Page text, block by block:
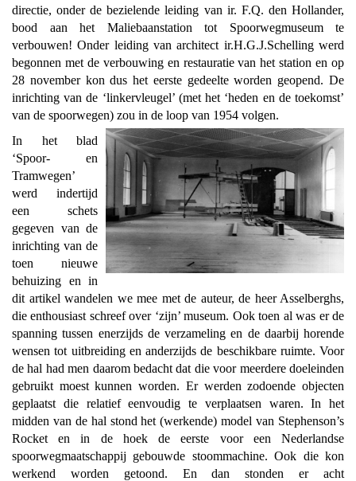
directie, onder de bezielende leiding van ir. F.Q. den Hollander,
bood aan het Maliebaanstation tot Spoorwegmuseum te
verbouwen! Onder leiding van architect ir.H.G.J.Schelling werd
begonnen met de verbouwing en restauratie van het station en op
28 november kon dus het eerste gedeelte worden geopend. De
inrichting van de ‘linkervleugel’ (met het ‘heden en de toekomst’
van de spoorwegen) zou in de loop van 1954 volgen.
In het blad
‘Spoor- en
Tramwegen’
werd indertijd
een schets
gegeven van de
inrichting van de
toen nieuwe
behuizing en in
dit artikel wandelen we mee met de auteur, de heer Asselberghs,
die enthousiast schreef over ‘zijn’ museum. Ook toen al was er de
spanning tussen enerzijds de verzameling en de daarbij horende
wensen tot uitbreiding en anderzijds de beschikbare ruimte. Voor
de hal had men daarom bedacht dat die voor meerdere doeleinden
gebruikt moest kunnen worden. Er werden zodoende objecten
geplaatst die relatief eenvoudig te verplaatsen waren. In het
midden van de hal stond het (werkende) model van Stephenson’s
Rocket en in de hoek de eerste voor een Nederlandse
spoorwegmaatschappij gebouwde stoommachine. Ook die kon
werkend worden getoond. En dan stonden er acht